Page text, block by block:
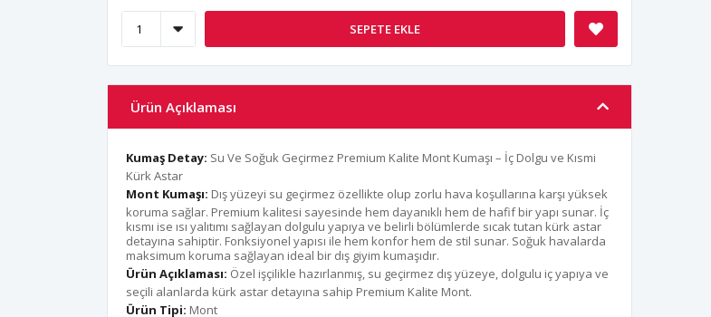
SEPETE EKLE
Ürün Açıklaması
Kumaş Detay: Su Ve Soğuk Geçirmez Premium Kalite Mont Kumaşı – İç Dolgu ve Kısmi
Kürk Astar
Mont Kumaşı: Dış yüzeyi su geçirmez özellikte olup zorlu hava koşullarına karşı yüksek
koruma sağlar. Premium kalitesi sayesinde hem dayanıklı hem de hafif bir yapı sunar. İç
kısmı ise ısı yalıtımı sağlayan dolgulu yapıya ve belirli bölümlerde sıcak tutan kürk astar
detayına sahiptir. Fonksiyonel yapısı ile hem konfor hem de stil sunar. Soğuk havalarda
maksimum koruma sağlayan ideal bir dış giyim kumaşıdır.
Ürün Açıklaması: Özel işçilikle hazırlanmış, su geçirmez dış yüzeye, dolgulu iç yapıya ve
seçili alanlarda kürk astar detayına sahip Premium Kalite Mont.
Ürün Tipi: Mont